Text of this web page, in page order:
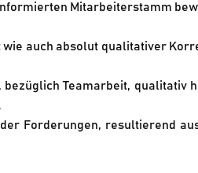
Mitarbeiterstamm
auch absolut qualitativer
Teamarbeit, qualitativ
Forderungen, resultierend